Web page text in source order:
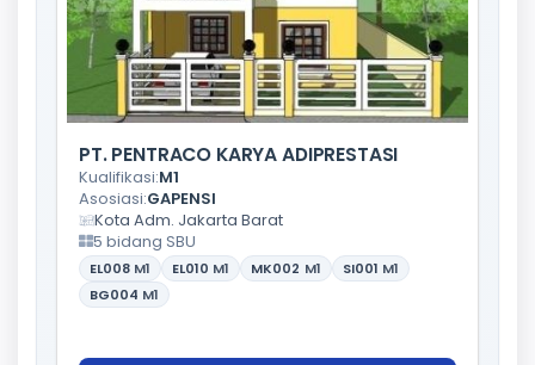
PT. PENTRACO KARYA ADIPRESTASI
Kualifikasi:M1
Asosiasi:GAPENSI
Kota Adm. Jakarta Barat
5 bidang SBU
EL008 M1 EL010 M1 MK002 M1 SI001 M1
BG004 M1